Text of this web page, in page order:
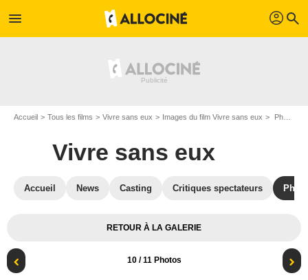
menu profil search
Accueil Tous les films Vivre sans eux Images du film Vivre sans eux Photo de Vivre sans eux - Photo 10
Vivre sans eux
Accueil News Casting Critiques spectateurs
RETOUR À LA GALERIE
10/ 11 Photos